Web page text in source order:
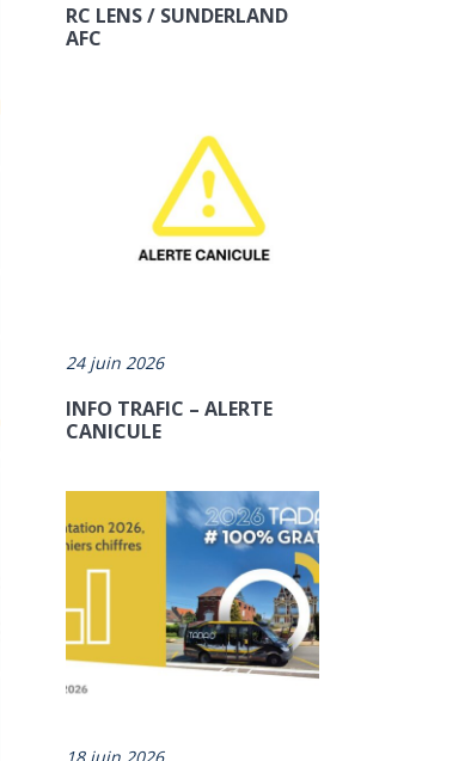
RC LENS / SUNDERLAND
AFC
24 juin 2026
INFO TRAFIC – ALERTE
CANICULE